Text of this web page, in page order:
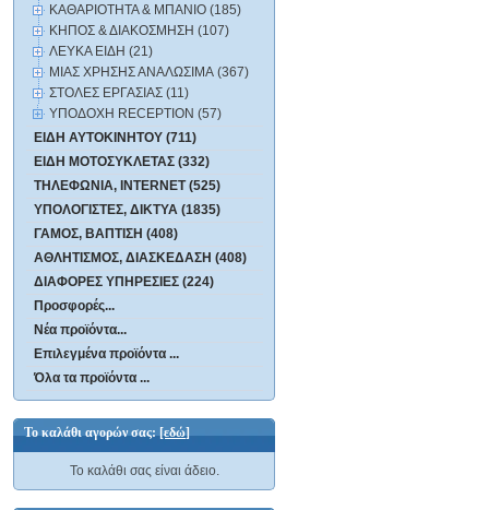
ΚΑΘΑΡΙΟΤΗΤΑ & ΜΠΑΝΙΟ (185)
ΚΗΠΟΣ & ΔΙΑΚΟΣΜΗΣΗ (107)
ΛΕΥΚΑ ΕΙΔΗ (21)
ΜΙΑΣ ΧΡΗΣΗΣ ΑΝΑΛΩΣΙΜΑ (367)
ΣΤΟΛΕΣ ΕΡΓΑΣΙΑΣ (11)
ΥΠΟΔΟΧΗ RECEPTION (57)
ΕΙΔΗ ΑΥΤΟΚΙΝΗΤΟΥ (711)
ΕΙΔΗ ΜΟΤΟΣΥΚΛΕΤΑΣ (332)
ΤΗΛΕΦΩΝΙΑ, INTERNET (525)
ΥΠΟΛΟΓΙΣΤΕΣ, ΔΙΚΤΥΑ (1835)
ΓΑΜΟΣ, ΒΑΠΤΙΣΗ (408)
ΑΘΛΗΤΙΣΜΟΣ, ΔΙΑΣΚΕΔΑΣΗ (408)
ΔΙΑΦΟΡΕΣ ΥΠΗΡΕΣΙΕΣ (224)
Προσφορές...
Νέα προϊόντα...
Επιλεγμένα προϊόντα ...
Όλα τα προϊόντα ...
Το καλάθι αγορών σας:[εδώ]
Το καλάθι σας είναι άδειο.